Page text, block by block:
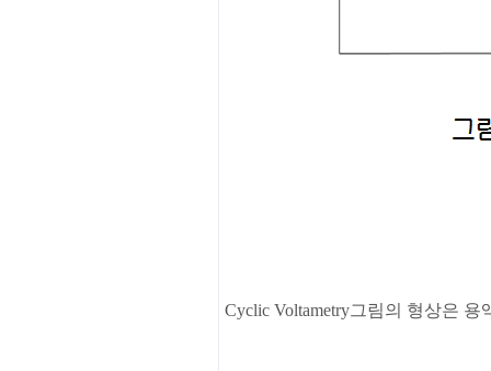
Cyclic Voltametry그림의 형상은 용